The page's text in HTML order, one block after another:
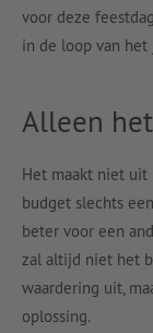
voor deze
in de loop van het
Alleen
Het maakt niet uit
budget slechts
beter voor een
zal altijd niet het
waardering uit,
oplossing.